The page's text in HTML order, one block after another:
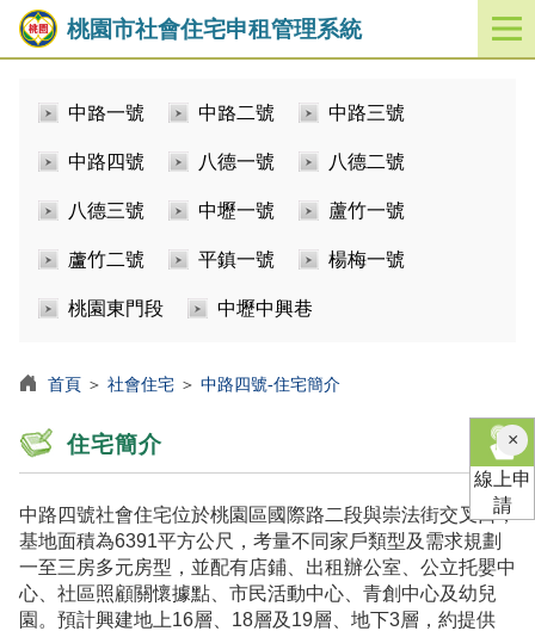
桃園市社會住宅申租管理系統
開
啟
中路一號 中路二號 中路三號
中路四號 八德一號 八德二號
八德三號 中壢一號 蘆竹一號
蘆竹二號 平鎮一號 楊梅一號
桃園東門段 中壢中興巷
首頁 ＞ 社會住宅 ＞ 中路四號-住宅簡介
住宅簡介
中路四號社會住宅位於桃園區國際路二段與崇法街交叉口，
基地面積為6391平方公尺，考量不同家戶類型及需求規劃
一至三房多元房型，並配有店鋪、出租辦公室、公立托嬰中
心、社區照顧關懷據點、市民活動中心、青創中心及幼兒
園。預計興建地上16層、18層及19層、地下3層，約提供
×關
閉
線上申
請